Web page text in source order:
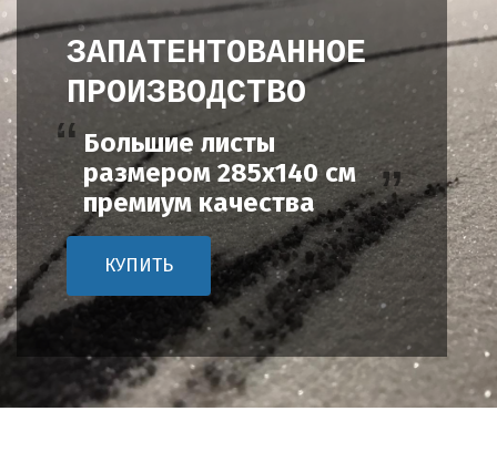
ЗАПАТЕНТОВАННОЕ
ПРОИЗВОДСТВО
Большие листы
размером 285х140 см
премиум качества
КУПИТЬ